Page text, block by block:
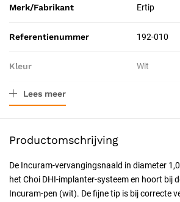
Merk/Fabrikant Ertip
Referentienummer 192-010
Kleur Wit
Afmeting
Geschiktheid
Lees meer
Productomschrijving
De Incuram-vervangingsnaald in diameter
het Choi DHI-implanter-systeem en hoort bij
Incuram-pen (wit). De fijne tip is bij correcte